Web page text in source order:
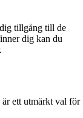
tillgång till de
dig kan du
ett utmärkt val för